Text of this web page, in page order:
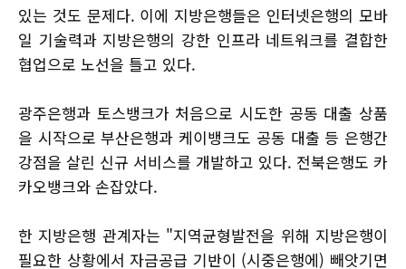
있는 것도 문제다. 이에 지방은행들은 인터넷은행의 모바
일 기술력과 지방은행의 강한 인프라 네트워크를 결합한
협업으로 노선을 틀고 있다.
광주은행과 토스뱅크가 처음으로 시도한 공동 대출 상품
을 시작으로 부산은행과 케이뱅크도 공동 대출 등 은행간
강점을 살린 신규 서비스를 개발하고 있다. 전북은행도 카
카오뱅크와 손잡았다.
한 지방은행 관계자는 "지역균형발전을 위해 지방은행이
필요한 상황에서 자금공급 기반이 (시중은행에) 빼앗기면